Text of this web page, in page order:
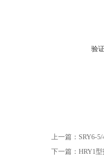
验
上一篇： SRY6-
下一篇： HRY1